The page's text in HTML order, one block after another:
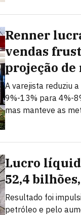
Renner
vendas
projeção de
A varejista reduziu
9%-13% para 4%-
mas manteve as
Lucro
52,4
Resultado foi
petróleo e pelo